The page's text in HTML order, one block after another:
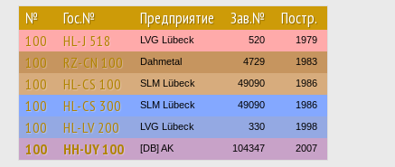
№ Гос.№ Предприятие Зав.№ Постр.
100 HL-J 518 LVG Lübeck 520 1979
100 RZ-CN 100 Dahmetal 4729 1983
100 HL-CS 100 SLM Lübeck 49090 1986
100 HL-CS 300 SLM Lübeck 49090 1986
100 HL-LV 200 LVG Lübeck 330 1998
100 HH-UY 100 [DB] AK 104347 2007